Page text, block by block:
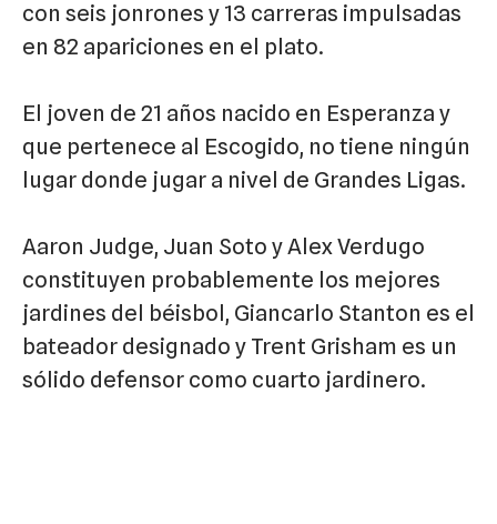
con seis jonrones y 13 carreras impulsadas
en 82 apariciones en el plato.
El joven de 21 años nacido en Esperanza y
que pertenece al Escogido, no tiene ningún
lugar donde jugar a nivel de Grandes Ligas.
Aaron Judge, Juan Soto y Alex Verdugo
constituyen probablemente los mejores
jardines del béisbol, Giancarlo Stanton es el
bateador designado y Trent Grisham es un
sólido defensor como cuarto jardinero.